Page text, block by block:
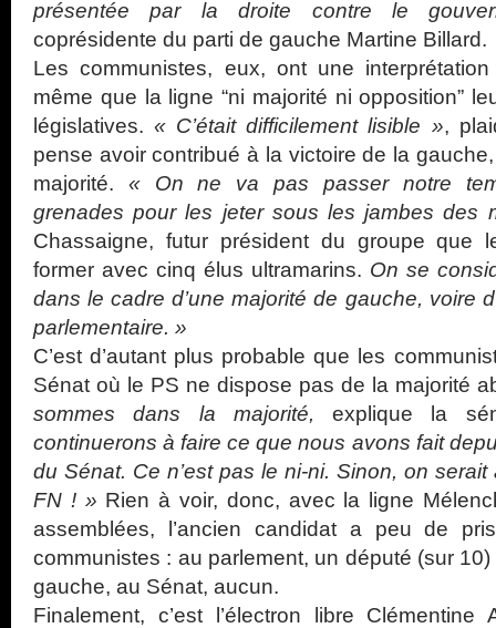
présentée par la droite contre le
coprésidente du parti de gauche Martine Billard.
Les communistes, eux, ont une
même que la ligne “ni majorité ni opposition”
législatives.« C’était difficilement lisible »,
pense avoir contribué à la victoire de la
majorité. « On ne va pas passer notre
grenades pour les jeter sous les jambes des
Chassaigne, futur président du groupe que
former avec cinq élus ultramarins. On se
dans le cadre d’une majorité de gauche, voire
parlementaire. »
C’est d’autant plus probable que les
Sénat où le PS ne dispose pas de la majorité
sommes dans la majorité, explique la
continuerons à faire ce que nous avons fait
du Sénat. Ce n’est pas le ni-ni. Sinon, on
FN ! » Rien à voir, donc, avec la ligne
assemblées, l’ancien candidat a peu de
communistes : au parlement, un député (sur
gauche, au Sénat, aucun.
Finalement, c’est l’électron libre Clémentine